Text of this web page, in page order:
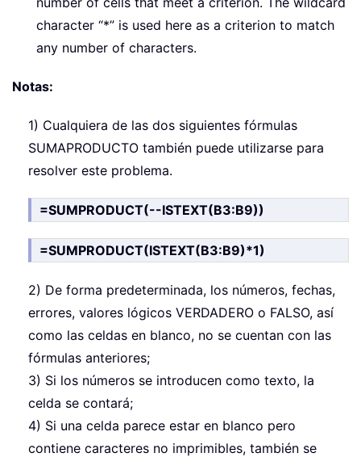
character “*” is used here as a criterion to match
any number of characters.
Notas:
1) Cualquiera de las dos siguientes fórmulas
SUMAPRODUCTO también puede utilizarse para
resolver este problema.
=SUMPRODUCT(--ISTEXT(B3:B9))
=SUMPRODUCT(ISTEXT(B3:B9)*1)
2) De forma predeterminada, los números, fechas,
errores, valores lógicos VERDADERO o FALSO, así
como las celdas en blanco, no se cuentan con las
fórmulas anteriores;
3) Si los números se introducen como texto, la
celda se contará;
4) Si una celda parece estar en blanco pero
contiene caracteres no imprimibles, también se